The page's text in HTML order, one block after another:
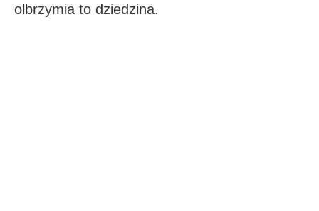
olbrzymia to dziedzina.